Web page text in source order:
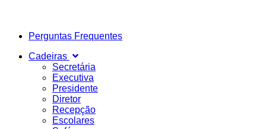
Perguntas Frequentes
Cadeiras
Secretária
Executiva
Presidente
Diretor
Recepção
Escolares